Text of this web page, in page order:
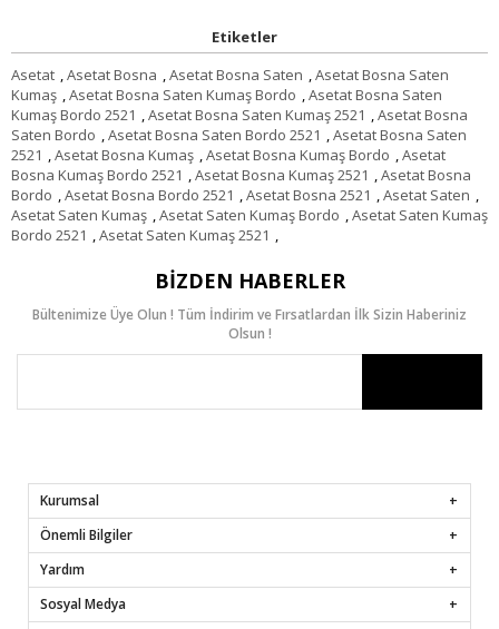
Etiketler
Asetat ,Asetat Bosna ,Asetat Bosna Saten ,Asetat Bosna Saten
Kumaş ,Asetat Bosna Saten Kumaş Bordo ,Asetat Bosna Saten
Kumaş Bordo 2521 ,Asetat Bosna Saten Kumaş 2521 ,Asetat Bosna
Saten Bordo ,Asetat Bosna Saten Bordo 2521 ,Asetat Bosna Saten
2521 ,Asetat Bosna Kumaş ,Asetat Bosna Kumaş Bordo ,Asetat
Bosna Kumaş Bordo 2521 ,Asetat Bosna Kumaş 2521 ,Asetat Bosna
Bordo ,Asetat Bosna Bordo 2521 ,Asetat Bosna 2521 ,Asetat Saten ,
Asetat Saten Kumaş ,Asetat Saten Kumaş Bordo ,Asetat Saten Kumaş
Bordo 2521 ,Asetat Saten Kumaş 2521 ,
BIZDEN HABERLER
Bültenimize Üye Olun ! Tüm İndirim ve Fırsatlardan İlk Sizin Haberiniz
Olsun !
Kurumsal
Önemli Bilgiler
Yardım
Sosyal Medya